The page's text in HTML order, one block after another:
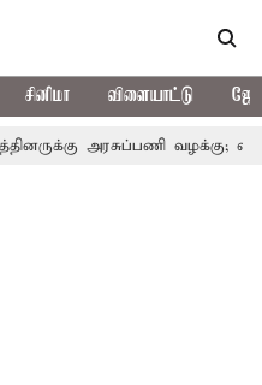
சினிமா விளையாட்டு
அரசுப்பணி வழக்கு; வரும்